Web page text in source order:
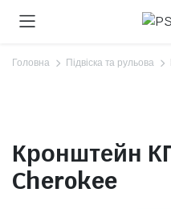
Головна Підвіска та рульова
Кронштейн
Cherokee